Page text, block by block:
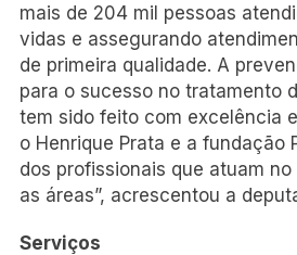
mais de 204 mil pessoas
vidas e assegurando
de primeira qualidade. A
para o sucesso no tratamento
tem sido feito com excelência
o Henrique Prata e a fundação
dos profissionais que atuam
as áreas”, acrescentou a
Serviços